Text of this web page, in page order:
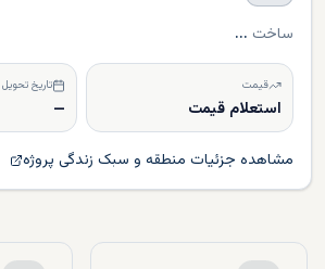
ساخت ...
قیمت
استعلام قیمت
تاریخ تحویل
—
مشاهده جزئیات منطقه و سبک زندگی پروژه